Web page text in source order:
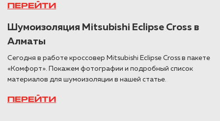
ПЕРЕЙТИ
Шумоизоляция Mitsubishi Eclipse Cross в
Алматы
Сегодня в работе кроссовер Mitsubishi Eclipse Cross в пакете
«Комфорт». Покажем фотографии и подробный список
материалов для шумоизоляции в нашей статье.
ПЕРЕЙТИ